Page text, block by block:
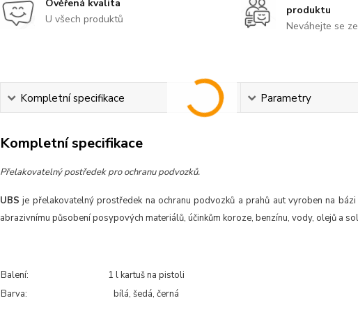
Ověřená kvalita
U všech produktů
produktu
Neváhejte se
Kompletní specifikace Parametry
Kompletní specifikace
Přelakovatelný postředek pro ochranu podvozků.
UBS je přelakovatelný prostředek na ochranu podvozků a prahů aut vyroben na
abrazivnímu působení posypových materiálů, účinkům koroze, benzínu, vody, olejů a
Balení:
1 l kartuš na pistoli
Barva:
bílá, šedá, černá